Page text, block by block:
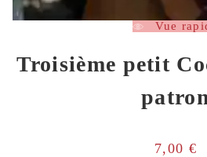
Vue
Troisième petit
patron
7,00 €